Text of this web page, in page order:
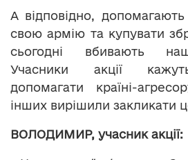
А відповідно, допомагають
свою армію та купувати
сьогодні вбивають
Учасники акції
допомагати країні-
інших вирішили закликати
ВОЛОДИМИР, учасник акції: